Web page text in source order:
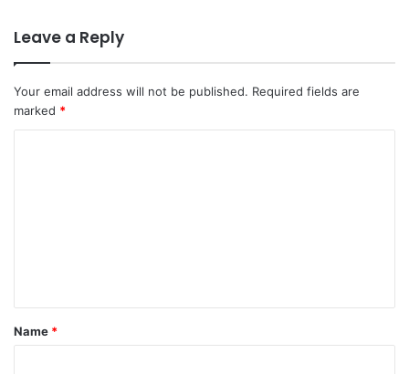
Leave a Reply
Your email address will not be published. Required fields are
marked *
t
*
Name *